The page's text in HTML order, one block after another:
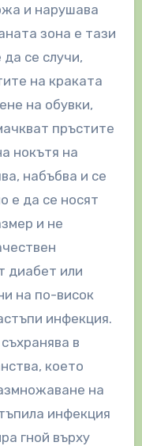
и нарушава
зона е тази
се случи,
на краката
на обувки,
пръстите
нокътя на
набъбва и се
е да се носят
и не
диабет или
на по-висок
инфекция.
в
което
на
инфекция
гной върху